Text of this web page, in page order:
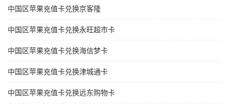
中国区苹果充值卡兑换京客隆
中国区苹果充值卡兑换永旺超市卡
中国区苹果充值卡兑换海信梦卡
中国区苹果充值卡兑换津城通卡
中国区苹果充值卡兑换远东购物卡